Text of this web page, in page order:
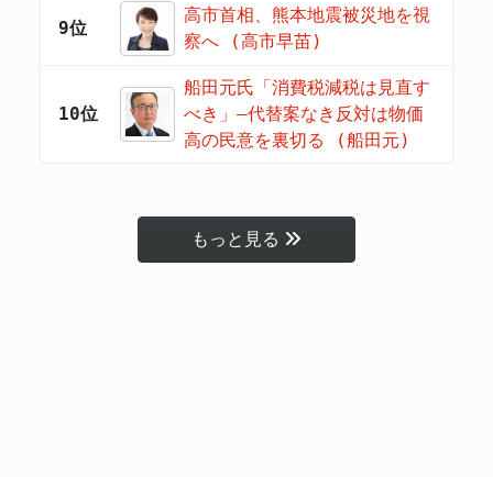
9位
高市首相、熊本地震被災地を視
察へ (高市早苗)
10位
船田元氏「消費税減税は見直す
べき」―代替案なき反対は物価
高の民意を裏切る (船田元)
もっと見る